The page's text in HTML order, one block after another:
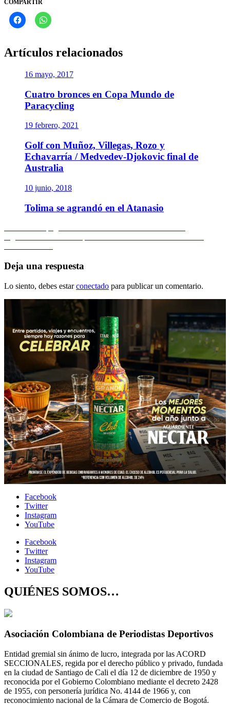
COMPARTIR
Artículos relacionados
16 mayo, 2017
Cuatro bronces en Copa Mundo de
Paracycling
19 febrero, 2021
Golf con Muñoz, Villegas, Rozo y
Echavarría / Medvedev-Djokovic final de
Australia
10 junio, 2018
Tolima se agrandó en el Atanasio
Navegación
de
Deja una respuesta
Lo siento, debes estarconectado para publicar un comentario.
Facebook
Twitter
Instagram
YouTube
Facebook
Twitter
Instagram
YouTube
QUIÉNES SOMOS…
Asociación Colombiana de Periodistas Deportivos
Entidad gremial sin ánimo de lucro, integrada por las ACORD
SECCIONALES, regida por el derecho público y privado, fundada
en la ciudad de Santiago de Cali el día 12 de diciembre de 1950 y
reconocida por el Gobierno Colombiano mediante el decreto 2428
de 1955, con personería jurídica No. 4144 de 1966 y, con
reconocimiento nacional de la Cámara de Comercio de Bogotá.